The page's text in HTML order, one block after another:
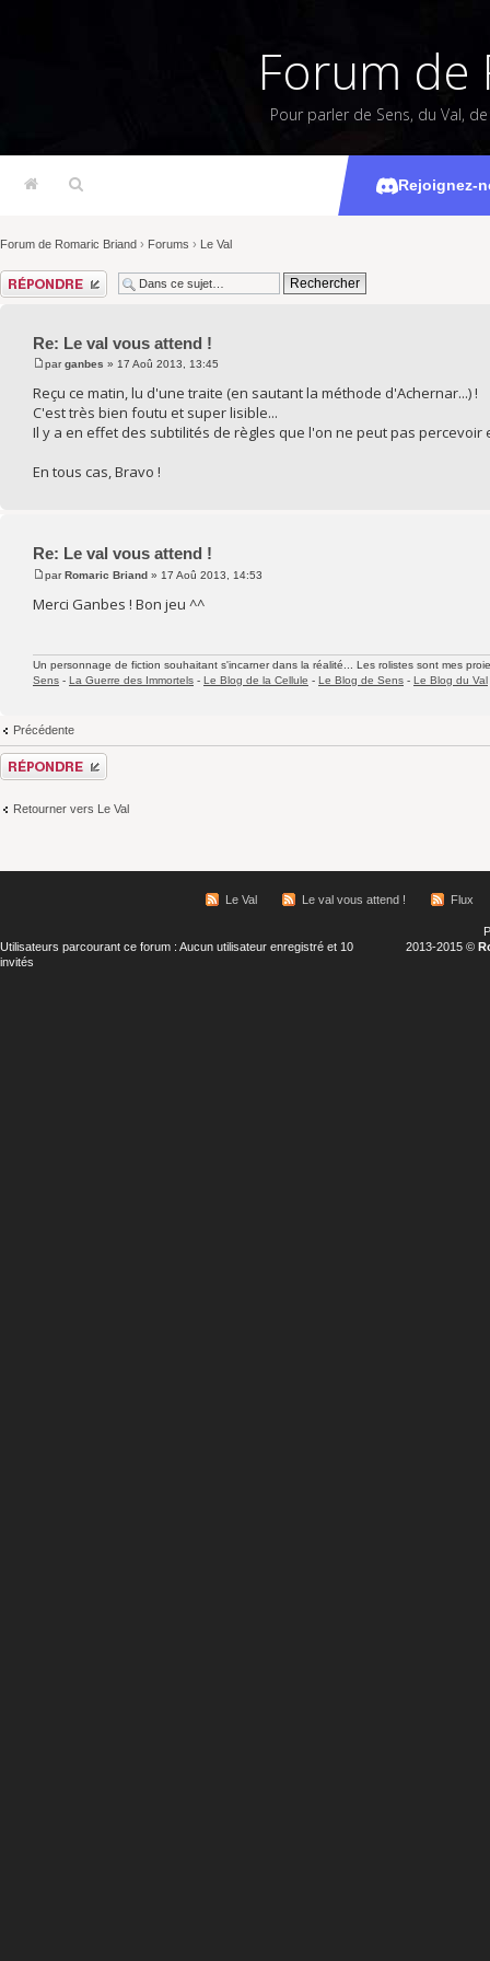
Forum de
Pour parler de Sens, du Val,
Rejoignez-
Le
Forum de Romaric Briand › Forums › Le Val
Répondre
Re: Le val vous attend !
parganbes » 17 Aoû 2013, 13:45
Reçu ce matin, lu d'une traite (en sautant la méthode d'Achernar...) !
C'est très bien foutu et super lisible...
Il y a en effet des subtilités de règles que l'on ne peut pas percevoir
En tous cas, Bravo !
Re: Le val vous attend !
parRomaric Briand » 17 Aoû 2013, 14:53
Merci Ganbes ! Bon jeu ^^
Un personnage de fiction souhaitant s'incarner dans la réalité... Les rolistes sont mes
Sens - La Guerre des Immortels - Le Blog de la Cellule - Le Blog de Sens - Le Blog du Val
Précédente
Répondre
Retourner vers Le Val
Le Val Le val vous attend ! Flux
Utilisateurs parcourant ce forum : Aucun utilisateur enregistré et 10
invités
2013-2015 ©